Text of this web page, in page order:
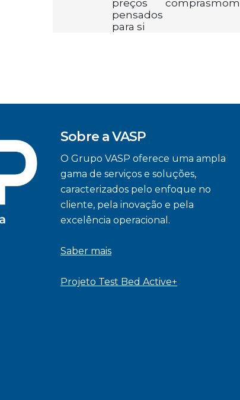
preços
pensados
para si
compras
Sobre a VASP
O Grupo VASP oferece uma ampla
gama de serviços e soluções,
caracterizados pelo enfoque no
cliente, pela inovação e pela
excelência operacional.
Saber mais
Projeto Test Bed Active+